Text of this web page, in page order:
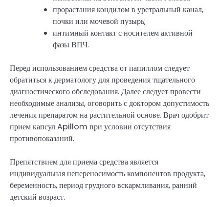
прорастания кондилом в уретральный канал,
почки или мочевой пузырь;
интимный контакт с носителем активной
фазы ВПЧ.
Перед использованием средства от папиллом следует
обратиться к дерматологу для проведения тщательного
диагностического обследования. Далее следует провести
необходимые анализы, оговорить с доктором допустимость
лечения препаратом на растительной основе. Врач одобрит
прием капсул Apillom при условии отсутствия
противопоказаний.
Препятствием для приема средства является
индивидуальная непереносимость компонентов продукта,
беременность, период грудного вскармливания, ранний
детский возраст.